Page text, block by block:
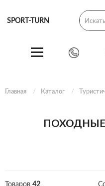
SPORT-TURN
Главная Каталог
Товаров 42